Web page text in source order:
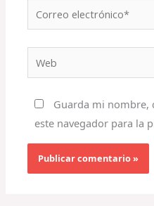
electrónico*
Guarda mi nombre,
este navegador para la